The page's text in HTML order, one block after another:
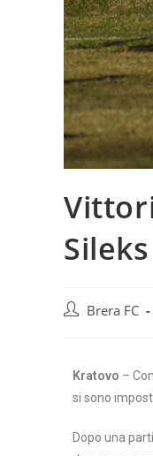
Sileks
Brera FC
Kratovo –
si sono
Dopo una